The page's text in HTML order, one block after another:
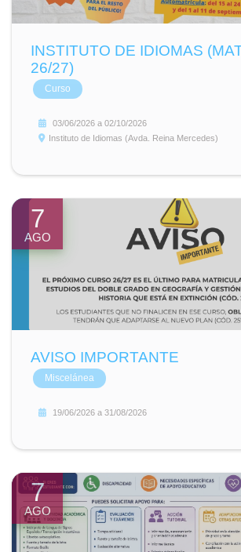
INSTITUTO DE IDIOMAS
26/27)
Curso
03/06/2026 a 02/10/2026
Instituto de Idiomas (Avda. Reina Mercedes)
7
AGO
AVISO IMPORTANTE
Miscelánea
19/06/2026 a 31/08/2026
7
AGO